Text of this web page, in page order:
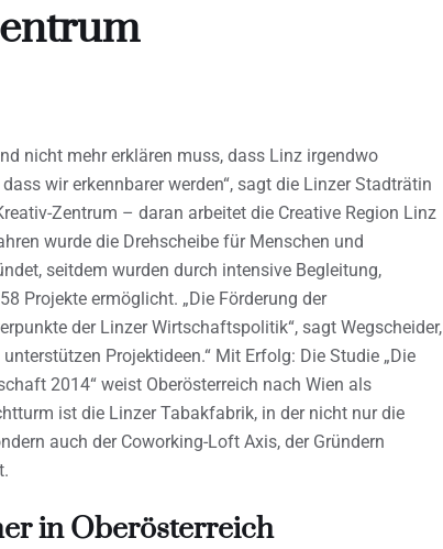
nicht mehr erklären muss, dass Linz irgendwo
wir erkennbarer werden“, sagt die Linzer Stadträtin
Zentrum – daran arbeitet die Creative Region Linz
wurde die Drehscheibe für Menschen und
seitdem wurden durch intensive Begleitung,
Projekte ermöglicht. „Die Förderung der
der Linzer Wirtschaftspolitik“, sagt Wegscheider,
Projektideen.“ Mit Erfolg: Die Studie „Die
2014“ weist Oberösterreich nach Wien als
ist die Linzer Tabakfabrik, in der nicht nur die
auch der Coworking-Loft Axis, der Gründern
in Oberösterreich